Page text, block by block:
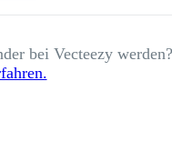
bei Vecteezy werden?